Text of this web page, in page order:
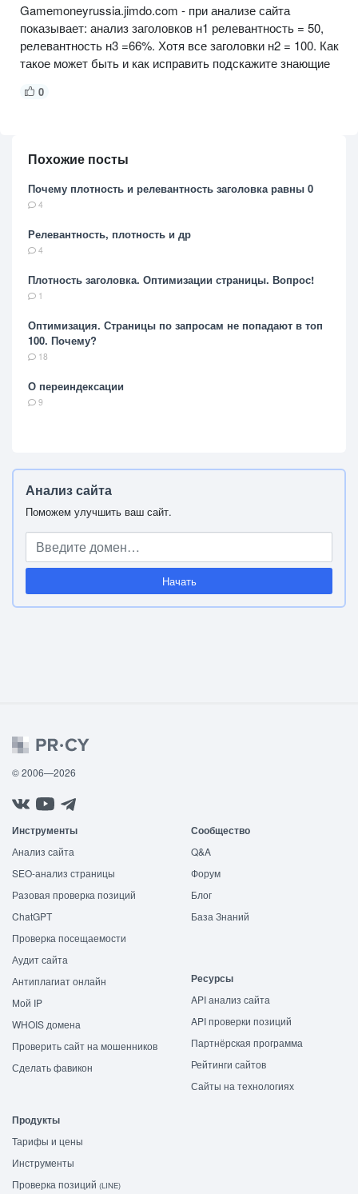
Gamemoneyrussia.jimdo.com - при анализе сайта
показывает: анализ заголовков н1 релевантность = 50,
релевантность н3 =66%. Хотя все заголовки н2 = 100. Как
такое может быть и как исправить подскажите знающие
0
Похожие посты
Почему плотность и релевантность заголовка равны 0
4
Релевантность, плотность и др
4
Плотность заголовка. Оптимизации страницы. Вопрос!
1
Оптимизация. Страницы по запросам не попадают в топ
100. Почему?
18
О переиндексации
9
Анализ сайта
Поможем улучшить ваш сайт.
Начать
© 2006—2026
Инструменты
Анализ сайта
SEO-анализ страницы
Разовая проверка позиций
ChatGPT
Проверка посещаемости
Аудит сайта
Антиплагиат онлайн
Мой IP
WHOIS домена
Проверить сайт на мошенников
Сделать фавикон
Сообщество
Q&A
Форум
Блог
База Знаний
Ресурсы
API анализ сайта
API проверки позиций
Партнёрская программа
Рейтинги сайтов
Сайты на технологиях
Продукты
Тарифы и цены
Инструменты
Проверка позиций (LINE)